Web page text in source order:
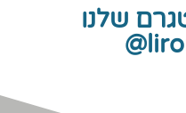
שלנו